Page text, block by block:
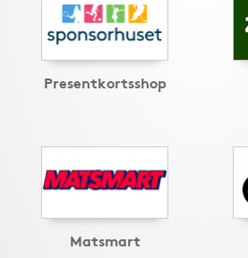
Presentkortsshop
Matsmart